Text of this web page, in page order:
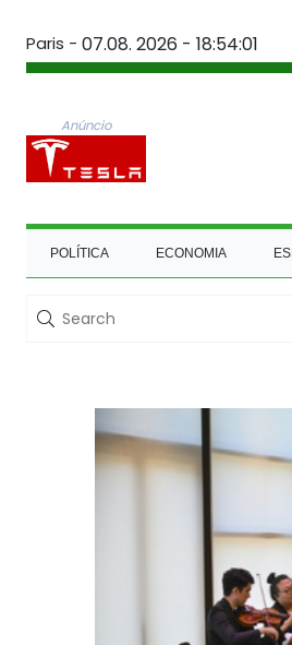
Paris - 07.08. 2026 - 18:54:02
Anúncio
POLÍTICA ECONOMIA